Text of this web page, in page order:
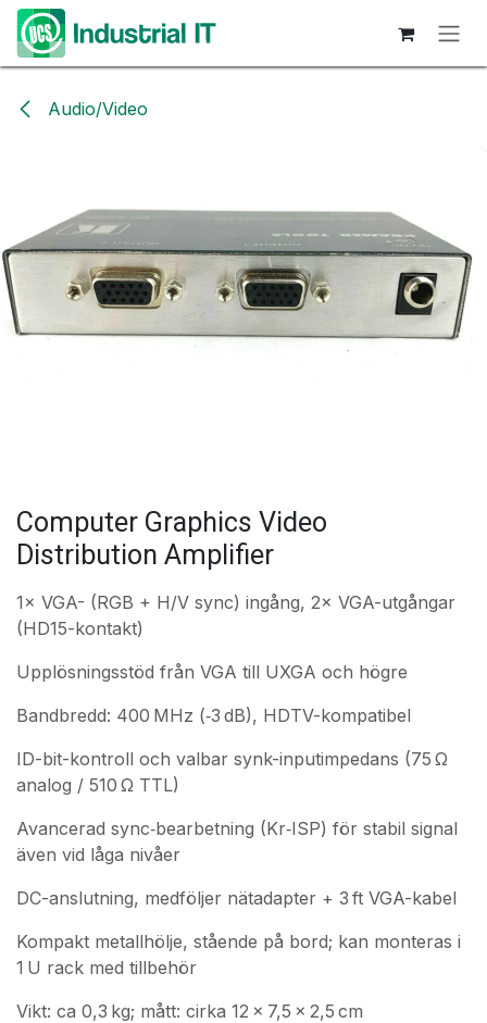
Hoppa till innehåll
Audio/Video
Computer Graphics Video
Distribution Amplifier
1× VGA- (RGB + H/V sync) ingång, 2× VGA-utgångar
(HD15-kontakt)
Upplösningsstöd från VGA till UXGA och högre
Bandbredd: 400 MHz (‑3 dB), HDTV-kompatibel
ID-bit-kontroll och valbar synk-inputimpedans (75 Ω
analog / 510 Ω TTL)
Avancerad sync‑bearbetning (Kr‑ISP) för stabil signal
även vid låga nivåer
DC-anslutning, medföljer nätadapter + 3 ft VGA-kabel
Kompakt metallhölje, stående på bord; kan monteras i
1 U rack med tillbehör
Vikt: ca 0,3 kg; mått: cirka 12 × 7,5 × 2,5 cm